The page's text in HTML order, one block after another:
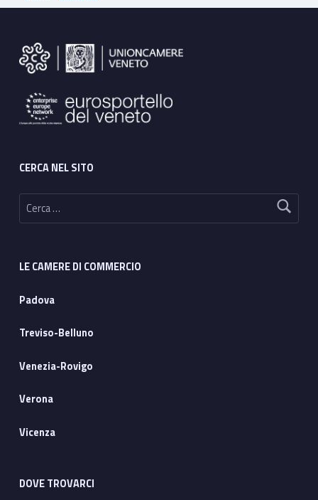
CERCA NEL SITO
Ricerca per:
LE CAMERE DI COMMERCIO
Padova
Treviso-Belluno
Venezia-Rovigo
Verona
Vicenza
DOVE TROVARCI